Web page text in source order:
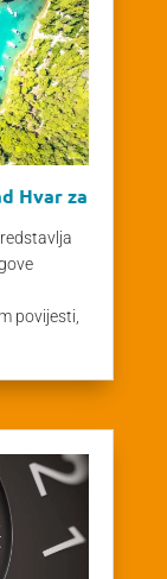
Hvar za
povijesti,